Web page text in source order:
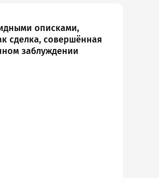
описками,
сделка, совершённая
заблуждении
сайтом